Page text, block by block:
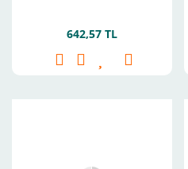
642,57 TL